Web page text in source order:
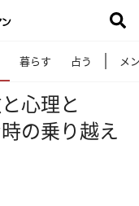
暮らす 占う メ
心理と
の乗り越え